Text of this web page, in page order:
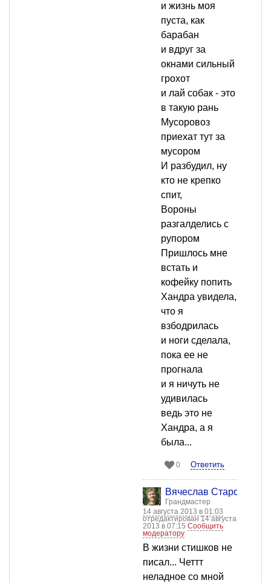
и жизнь моя
пуста, как
барабан
и вдруг за
окнами сильный
грохот
и лай собак - это
в такую рань
Мусоровоз
приехат тут за
мусором
И разбудил, ну
кто не крепко
спит,
Вороны
разгалделись с
рупором
Пришлось мне
встать и
кофейку попить
Хандра увидела,
что я
взбодрилась
и ноги сделала,
пока ее не
прогнала
и я ничуть не
удивилась
ведь это не
Хандра, а я
была...
0 Ответить
Вячеслав Старостин
Грандмастер
14 августа 2013 в 01:03
отредактирован 14 августа
2013 в 07:15 Сообщить
модератору
В жизни стишков не
писал... Четтт
неладное со мной